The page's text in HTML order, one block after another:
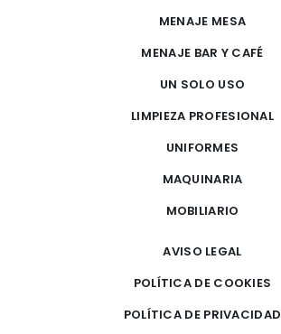
MENAJE MESA
MENAJE BAR Y CAFÉ
UN SOLO USO
LIMPIEZA PROFESIONAL
UNIFORMES
MAQUINARIA
MOBILIARIO
AVISO LEGAL
POLÍTICA DE COOKIES
POLÍTICA DE PRIVACIDAD